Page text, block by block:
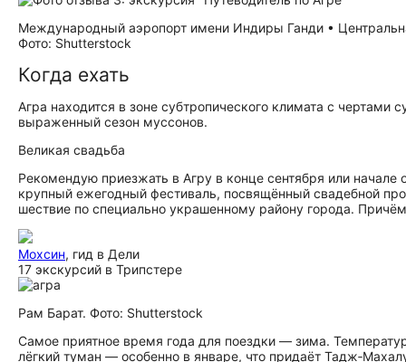
Международный аэропорт имени Индиры Ганди •
Фото: Shutterstock
Когда ехать
Агра находится в зоне субтропического климата с
выраженный сезон муссонов.
Великая свадьба
Рекомендую приезжать в Агру в конце сентября или начале
крупный ежегодный фестиваль, посвящённый свадебной
шествие по специально украшенному району города.
Мохсин, гид в Дели
17 экскурсий в Трипстере
Рам Барат. Фото: Shutterstock
Самое приятное время года для поездки — зима.
лёгкий туман — особенно в январе, что придаёт